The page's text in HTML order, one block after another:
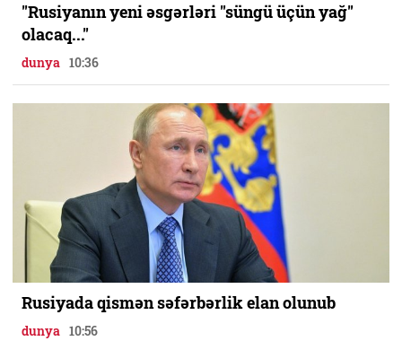
"Rusiyanın yeni əsgərləri "süngü üçün yağ"
olacaq..."
dunya 10:36
Rusiyada qismən səfərbərlik elan olunub
dunya 10:56